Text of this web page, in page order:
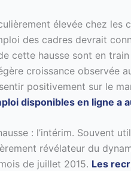
élevée chez les
des cadres devrait
cette hausse sont en
croissance observée
positivement sur le
disponibles en ligne a
: l’intérim. Souvent
révélateur du
de juillet 2015. Les